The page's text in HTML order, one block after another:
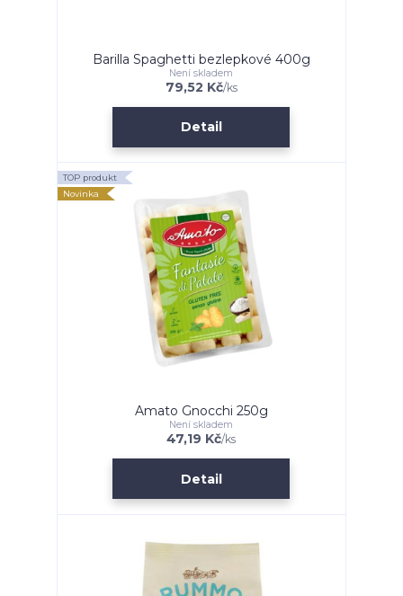
Barilla Spaghetti bezlepkové 400g
79,52 Kč/ks
Není skladem
Detail
TOP produkt
Novinka
Amato Gnocchi 250g
47,19 Kč/ks
Není skladem
Detail